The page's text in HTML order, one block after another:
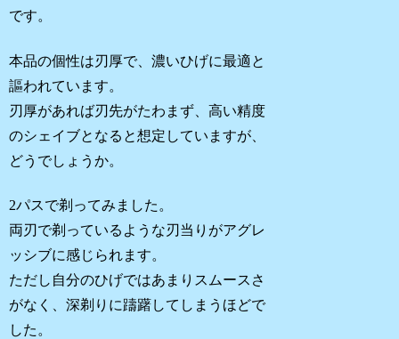
です。
本品の個性は刃厚で、濃いひげに最適と
謳われています。
刃厚があれば刃先がたわまず、高い精度
のシェイブとなると想定していますが、
どうでしょうか。
2パスで剃ってみました。
両刃で剃っているような刃当りがアグレ
ッシブに感じられます。
ただし自分のひげではあまりスムースさ
がなく、深剃りに躊躇してしまうほどで
した。